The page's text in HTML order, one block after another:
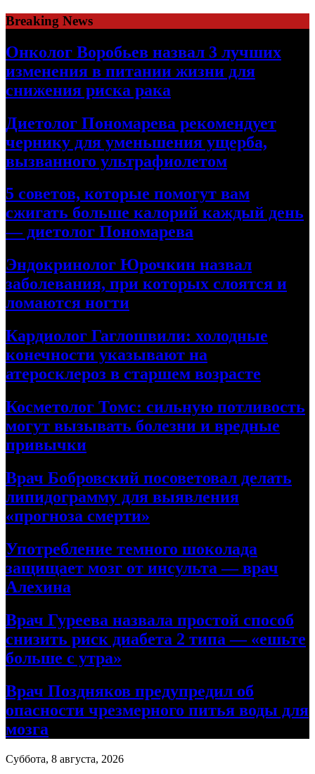
Skip
to
content
Breaking News
Онколог Воробьев назвал 3 лучших
изменения в питании жизни для
снижения риска рака
Диетолог Пономарева рекомендует
чернику для уменьшения ущерба,
вызванного ультрафиолетом
5 советов, которые помогут вам
сжигать больше калорий каждый день
— диетолог Пономарева
Эндокринолог Юрочкин назвал
заболевания, при которых слоятся и
ломаются ногти
Кардиолог Гаглошвили: холодные
конечности указывают на
атеросклероз в старшем возрасте
Косметолог Томс: сильную потливость
могут вызывать болезни и вредные
привычки
Врач Бобровский посоветовал делать
липидограмму для выявления
«прогноза смерти»
Употребление темного шоколада
защищает мозг от инсульта — врач
Алехина
Врач Гуреева назвала простой способ
снизить риск диабета 2 типа — «ешьте
больше с утра»
Врач Поздняков предупредил об
опасности чрезмерного питья воды для
мозга
Суббота, 8 августа, 2026